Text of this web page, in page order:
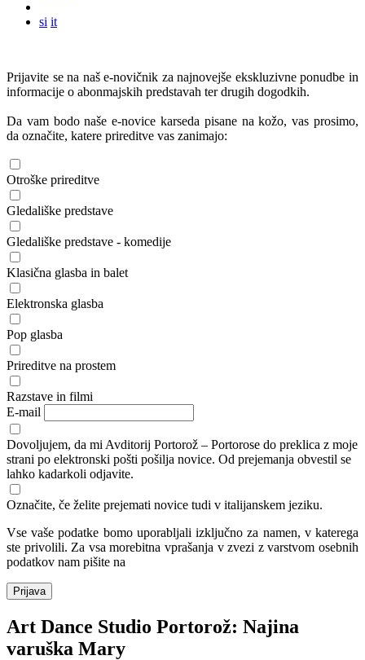
si it
Prijavite se na naš e-novičnik za najnovejše ekskluzivne ponudbe in
informacije o abonmajskih predstavah ter drugih dogodkih.
Da vam bodo naše e-novice karseda pisane na kožo, vas prosimo,
da označite, katere prireditve vas zanimajo:
Otroške prireditve
Gledališke predstave
Gledališke predstave - komedije
Klasična glasba in balet
Elektronska glasba
Pop glasba
Prireditve na prostem
Razstave in filmi
E-mail
Dovoljujem, da mi Avditorij Portorož – Portorose do preklica z moje
strani po elektronski pošti pošilja novice. Od prejemanja obvestil se
lahko kadarkoli odjavite.
Označite, če želite prejemati novice tudi v italijanskem jeziku.
Vse vaše podatke bomo uporabljali izključno za namen, v katerega
ste privolili. Za vsa morebitna vprašanja v zvezi z varstvom osebnih
podatkov nam pišite na
Prijava
Art Dance Studio Portorož: Najina
varuška Mary